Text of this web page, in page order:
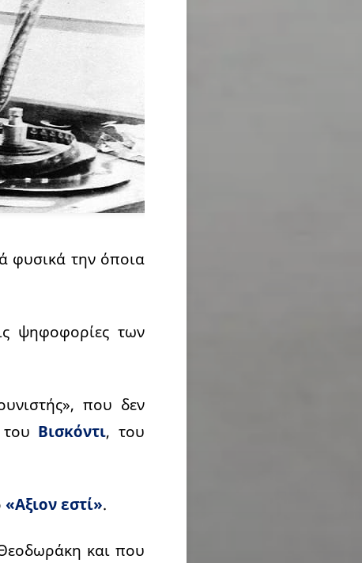
φυσικά την όποια
ψηφοφορίες των
που δεν
Βισκόντι, του
«Αξιον εστί».
και που